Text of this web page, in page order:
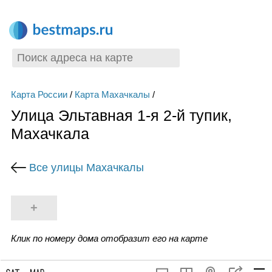
Карта России/ Карта Махачкалы /
Улица Эльтавная 1-я 2-й тупик,
Махачкала
Все улицы Махачкалы
+
Клик по номеру дома отобразит его на карте